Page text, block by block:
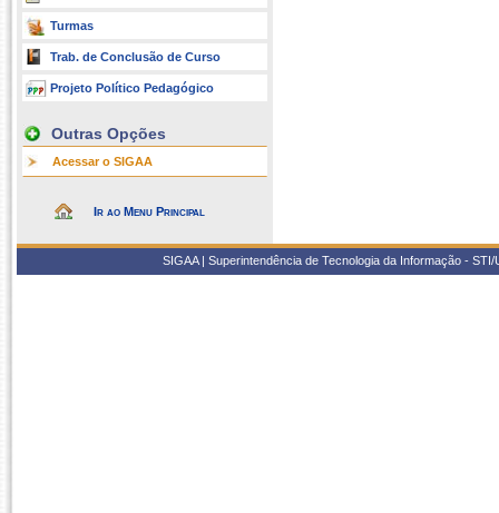
Turmas
Trab. de Conclusão de Curso
Projeto Político Pedagógico
Outras Opções
Acessar o SIGAA
Ir ao Menu Principal
SIGAA | Superintendência de Tecnologia da Informação -